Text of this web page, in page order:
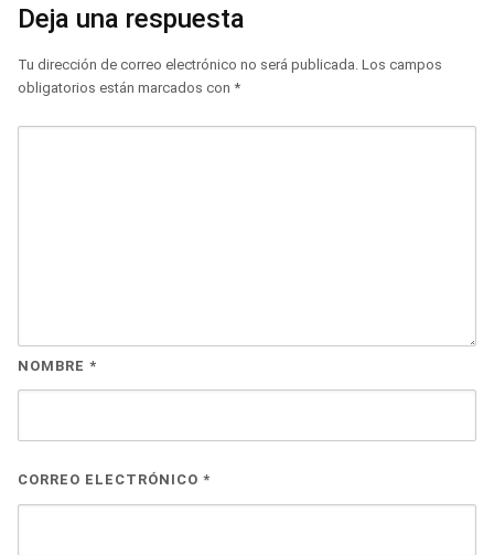
Deja una respuesta
Tu dirección de correo electrónico no será publicada. Los campos
obligatorios están marcados con *
NOMBRE *
CORREO ELECTRÓNICO *